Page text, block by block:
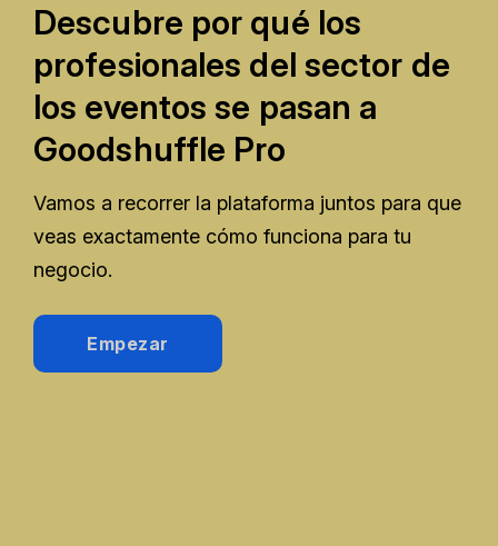
Descubre por qué los
profesionales del sector de
los eventos se pasan a
Goodshuffle Pro
Vamos a recorrer la plataforma juntos para que
veas exactamente cómo funciona para tu
negocio.
Empezar